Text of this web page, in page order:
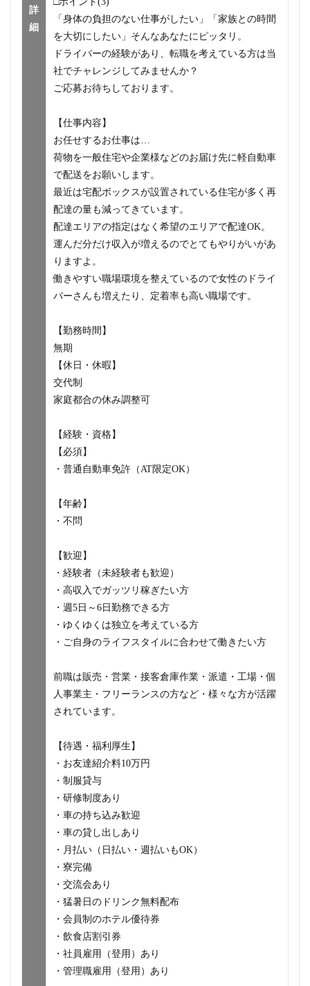
詳
細
「身体の負担のない仕事がしたい」「家族との時間
を大切にしたい」そんなあなたにピッタリ。
ドライバーの経験があり、転職を考えている方は当
社でチャレンジしてみませんか？
ご応募お待ちしております。
【仕事内容】
お任せするお仕事は…
荷物を一般住宅や企業様などのお届け先に軽自動車
で配送をお願いします。
最近は宅配ボックスが設置されている住宅が多く再
配達の量も減ってきています。
配達エリアの指定はなく希望のエリアで配達OK。
運んだ分だけ収入が増えるのでとてもやりがいがあ
りますよ。
働きやすい職場環境を整えているので女性のドライ
バーさんも増えたり、定着率も高い職場です。
【勤務時間】
無期
【休日・休暇】
交代制
家庭都合の休み調整可
【経験・資格】
【必須】
・普通自動車免許（AT限定OK）
【年齢】
・不問
【歓迎】
・経験者（未経験者も歓迎）
・高収入でガッツリ稼ぎたい方
・週5日～6日勤務できる方
・ゆくゆくは独立を考えている方
・ご自身のライフスタイルに合わせて働きたい方
前職は販売・営業・接客倉庫作業・派遣・工場・個
人事業主・フリーランスの方など・様々な方が活躍
されています。
【待遇・福利厚生】
・お友達紹介料10万円
・制服貸与
・研修制度あり
・車の持ち込み歓迎
・車の貸し出しあり
・月払い（日払い・週払いもOK）
・寮完備
・交流会あり
・猛暑日のドリンク無料配布
・会員制のホテル優待券
・飲食店割引券
・社員雇用（登用）あり
・管理職雇用（登用）あり